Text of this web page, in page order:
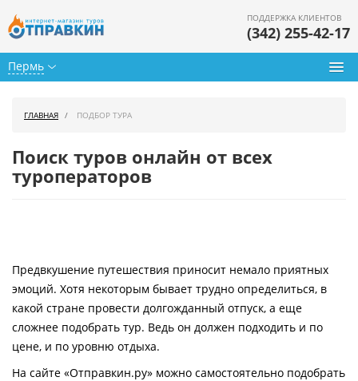
Пермь
ПОДДЕРЖКА КЛИЕНТОВ
(342) 255-42-17
Горящие туры
Страны
Как купить
Контакты
ГЛАВНАЯ ПОДБОР ТУРА
Поиск туров онлайн от всех
туроператоров
Предвкушение путешествия приносит немало приятных
эмоций. Хотя некоторым бывает трудно определиться, в
какой стране провести долгожданный отпуск, а еще
сложнее подобрать тур. Ведь он должен подходить и по
цене, и по уровню отдыха.
На сайте «Отправкин.ру» можно самостоятельно подобрать